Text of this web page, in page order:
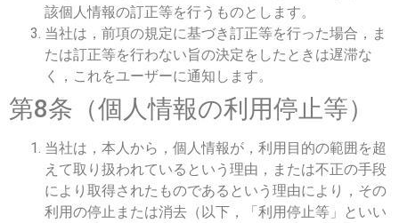
該個人情報の訂正等を行うものとします。
当社は，前項の規定に基づき訂正等を行った場合，ま
たは訂正等を行わない旨の決定をしたときは遅滞な
く，これをユーザーに通知します。
第8条（個人情報の利用停止等）
当社は，本人から，個人情報が，利用目的の範囲を超
えて取り扱われているという理由，または不正の手段
により取得されたものであるという理由により，その
利用の停止または消去（以下，「利用停止等」といい